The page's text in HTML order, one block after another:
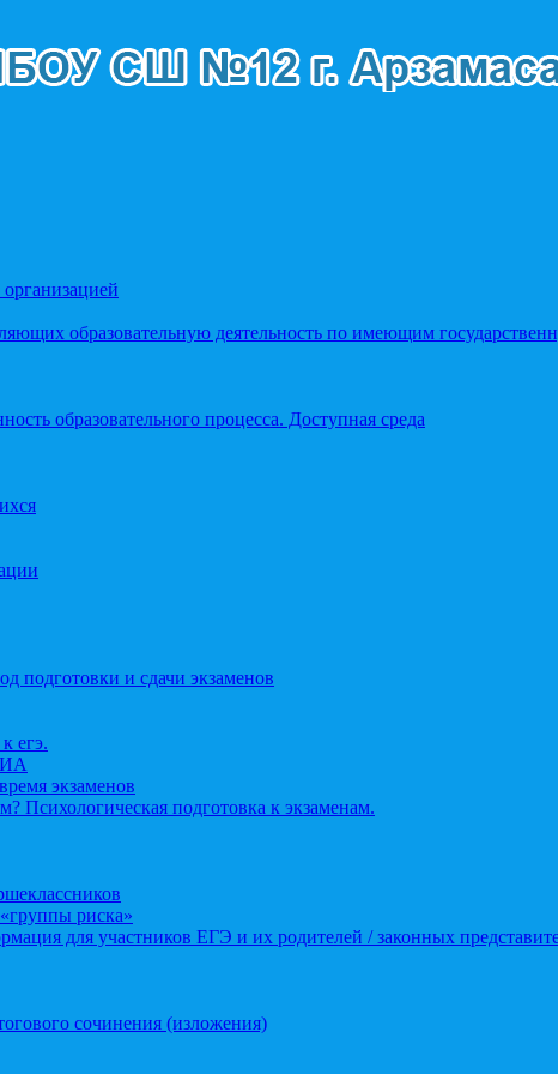
образовательную деятельность по имеющим
образовательного процесса. Доступная среда
подготовки и сдачи экзаменов
егэ.
экзаменов
Психологическая подготовка к экзаменам.
риска»
для участников ЕГЭ и их родителей / законных
сочинения (изложения)